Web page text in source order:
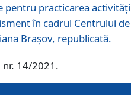
pentru practicarea
în cadrul Centrului de
Brașov, republicată.
nr. 14/2021.